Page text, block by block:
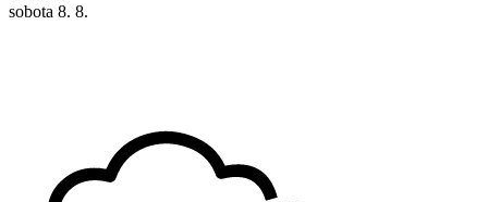
sobota 8. 8.